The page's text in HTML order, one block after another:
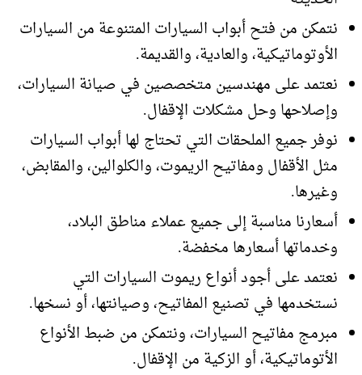
نتمكن من فتح أبواب السيارات المتنوعة من السيارات
الأوتوماتيكية، والعادية، والقديمة.
نعتمد على مهندسين متخصصين في صيانة السيارات،
وإصلاحها وحل مشكلات الإقفال.
نوفر جميع الملحقات التي تحتاج لها أبواب السيارات
مثل الأقفال ومفاتيح الريموت، والكلوالين، والمقابض،
وغيرها.
أسعارنا مناسبة إلى جميع عملاء مناطق البلاد،
وخدماتها أسعارها مخفضة.
نعتمد على أجود أنواع ريموت السيارات التي
نستخدمها في تصنيع المفاتيح، وصيانتها، أو نسخها.
مبرمج مفاتيح السيارات، ونتمكن من ضبط الأنواع
الأتوماتيكية، أو الزكية من الإقفال.